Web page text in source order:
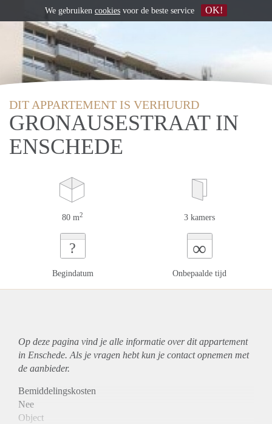
DIT APPARTEMENT IS VERHUURD
GRONAUSESTRAAT IN
ENSCHEDE
80 m2 3 kamers
?
Begindatum
∞
Onbepaalde tijd
Op deze pagina vind je alle informatie over ditappartement
in Enschede. Als je vragen hebt kun je contact opnemen met
de aanbieder.
Bemiddelingskosten
Nee
Object
We gebruiken cookies voor de beste service OK!